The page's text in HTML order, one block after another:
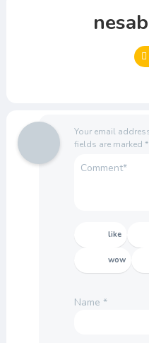
Your email
fields are marked *
like
wow
Name *